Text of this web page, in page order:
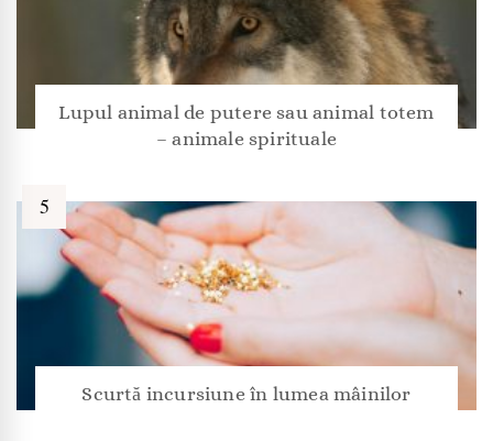
Lupul animal de putere sau animal totem
– animale spirituale
Scurtă incursiune în lumea mâinilor